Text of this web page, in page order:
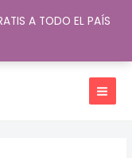
A TODO EL PAÍS